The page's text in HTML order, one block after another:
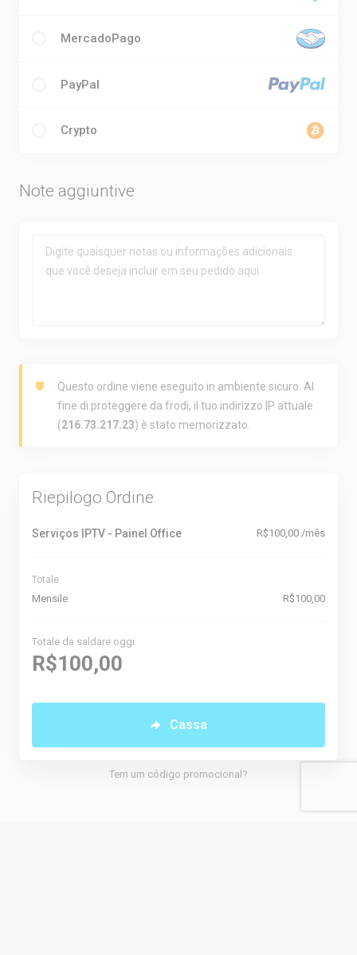
MercadoPago
PayPal
Crypto
Note aggiuntive
Questo ordine viene eseguito in ambiente sicuro. Al
fine di proteggere da frodi, il tuo indirizzo IP attuale
(216.73.217.23) è stato memorizzato.
Riepilogo Ordine
Serviços IPTV - Painel Office R$100,00 /mês
Totale
Mensile R$100,00
Totale da saldare oggi
R$100,00
Cassa
Tem um código promocional?